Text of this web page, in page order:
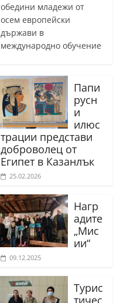
обедини младежи от
осем европейски
държави в
международно обучение
Папи
русн
и
илюс
трации представи
доброволец от
Египет в Казанлък
25.02.2026
Нагр
адите
„Мис
ии“
09.12.2025
Турис
тичес